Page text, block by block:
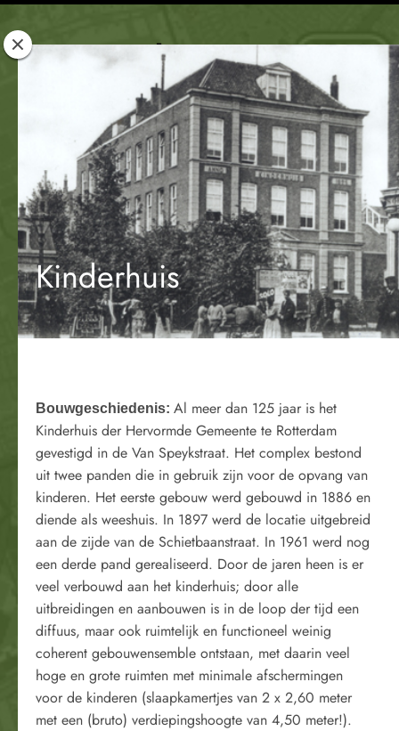
Rotterdam
Woont
Kinderhuis
Bouwgeschiedenis: Al meer dan 125 jaar is het
Kinderhuis der Hervormde Gemeente te Rotterdam
gevestigd in de Van Speykstraat. Het complex bestond
uit twee panden die in gebruik zijn voor de opvang van
kinderen. Het eerste gebouw werd gebouwd in 1886 en
diende als weeshuis. In 1897 werd de locatie uitgebreid
aan de zijde van de Schietbaanstraat. In 1961 werd nog
een derde pand gerealiseerd. Door de jaren heen is er
veel verbouwd aan het kinderhuis; door alle
uitbreidingen en aanbouwen is in de loop der tijd een
diffuus, maar ook ruimtelijk en functioneel weinig
coherent gebouwensemble ontstaan, met daarin veel
hoge en grote ruimten met minimale afschermingen
voor de kinderen (slaapkamertjes van 2 x 2,60 meter
met een (bruto) verdiepingshoogte van 4,50 meter!).